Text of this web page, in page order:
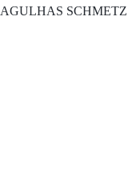
AGULHAS SCHMETZ